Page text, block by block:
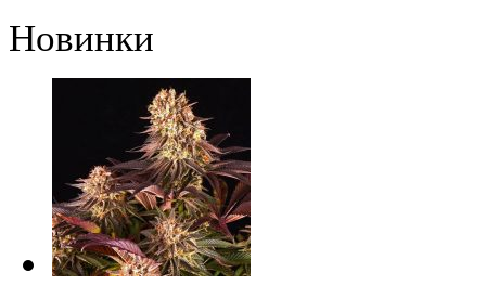
Новинки